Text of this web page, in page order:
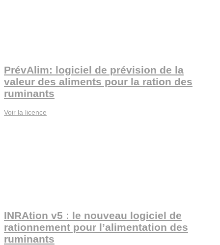
PrévAlim: logiciel de prévision de la
valeur des aliments pour la ration des
ruminants
Voir la licence
INRAtion v5 : le nouveau logiciel de
rationnement pour l’alimentation des
ruminants